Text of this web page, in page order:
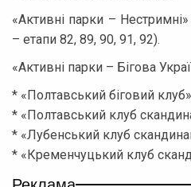
«Активні парки –
– етапи 82, 89, 90, 91, 92).
«Активні парки – Бігова
* «Полтавський біговий клуб»
* «Полтавський клуб
* «Лубенський клуб
* «Кременчуцький клуб